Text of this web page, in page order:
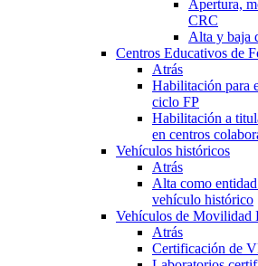
Apertura,
CRC
Alta y baja
Centros Educativos de
Atrás
Habilitación para
ciclo FP
Habilitación a
en centros
Vehículos históricos
Atrás
Alta como
vehículo histórico
Vehículos de Movilidad
Atrás
Certificación de